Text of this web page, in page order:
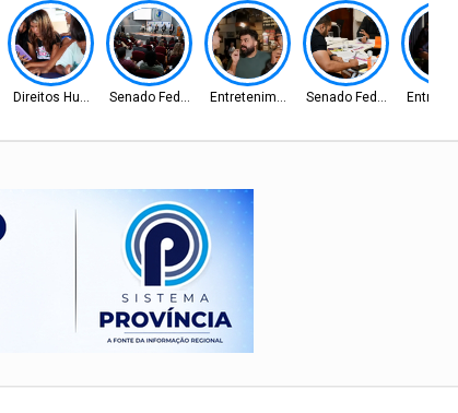
Direitos HumanosSenado Federal Entretenimento Senado Federal